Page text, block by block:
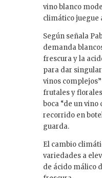
vino blanco
climático juegue
Según señala
demanda
frescura y la
para dar
vinos
frutales y
boca “de un vino
recorrido en
guarda.
El cambio
variedades a
de ácido málico